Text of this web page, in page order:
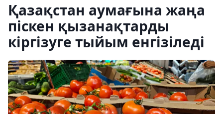
Қазақстан аумағына жаңа
піскен қызанақтарды
кіргізуге тыйым енгізіледі